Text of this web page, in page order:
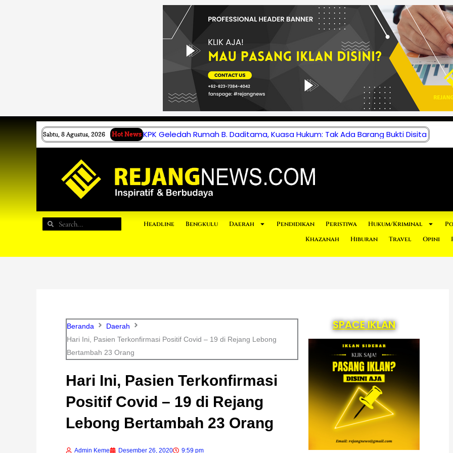
Sabtu, 8 Agustus, 2026 Hot News KPK Geledah Rumah B. Daditama, Kuasa Hukum: Tak Ada Barang Bukti Disita
Search
Search Headline Bengkulu Daerah Pendidikan Peristiwa Hukum/Kriminal
Khazanah
Hiburan Travel Opini
Beranda
Daerah
Hari Ini, Pasien Terkonfirmasi Positif Covid – 19 di Rejang Lebong
Bertambah 23 Orang
Hari Ini, Pasien Terkonfirmasi
Positif Covid – 19 di Rejang
Lebong Bertambah 23 Orang
Admin Keme Desember 26, 2020 9:59 pm
SPACE IKLAN